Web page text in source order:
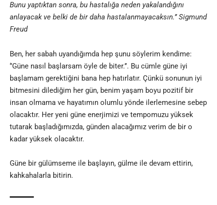
Bunu yaptıktan sonra, bu hastalığa neden yakalandığını
anlayacak ve belki de bir daha hastalanmayacaksın.’’ Sigmund
Freud
Ben, her sabah uyandığımda hep şunu söylerim kendime:
‘’Güne nasıl başlarsam öyle de biter.’’. Bu cümle güne iyi
başlamam gerektiğini bana hep hatırlatır. Çünkü sonunun iyi
bitmesini dilediğim her gün, benim yaşam boyu pozitif bir
insan olmama ve hayatımın olumlu yönde ilerlemesine sebep
olacaktır. Her yeni güne enerjimizi ve tempomuzu yüksek
tutarak başladığımızda, günden alacağımız verim de bir o
kadar yüksek olacaktır.
Güne bir gülümseme ile başlayın, gülme ile devam ettirin,
kahkahalarla bitirin.